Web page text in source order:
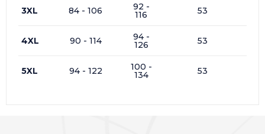
3XL 84 - 106 92 -
116 53
4XL 90 - 114 94 -
126 53
5XL 94 - 122 100 -
134 53